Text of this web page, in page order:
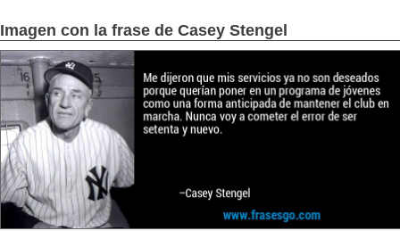
Imagen con la frase de Casey Stengel